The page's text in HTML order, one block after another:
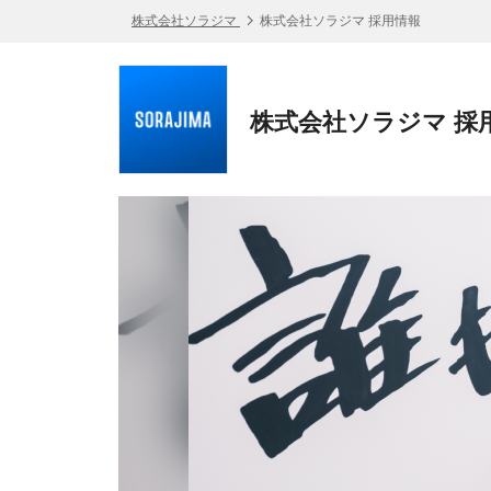
株式会社ソラジマ 株式会社ソラジマ 採用情報
株式会社ソラジマ 採